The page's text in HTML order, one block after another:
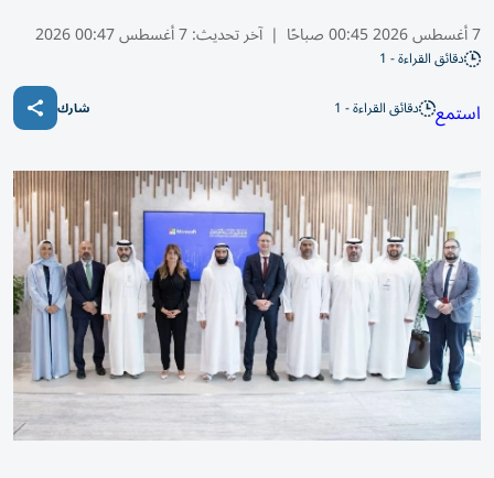
7 أغسطس 2026 00:45 صباحًا | آخر تحديث:7 أغسطس 00:47 2026
دقائق القراءة - 1
استمع دقائق القراءة - 1 شارك